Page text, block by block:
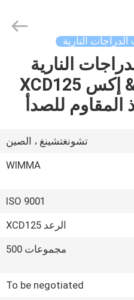
النارية
النارية
صمام الرعد في& إكس XCD125
تشونغتشينغ ، الصين
WIMMA
ISO 9001
الرعد XCD125
مجموعات 500
To be negotiated